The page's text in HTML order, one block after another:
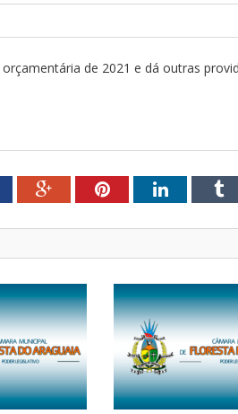
de 2021 e dá outras
Google+PinterestLinkedIn